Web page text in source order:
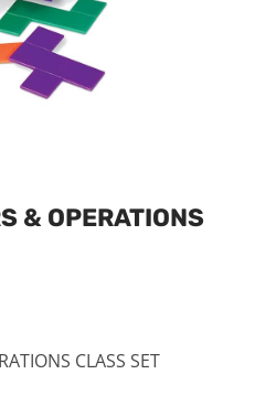
& OPERATIONS
CLASS SET